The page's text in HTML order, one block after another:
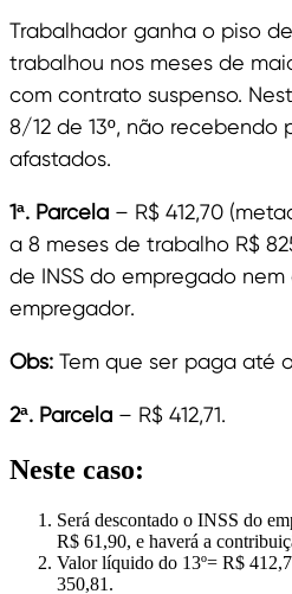
Trabalhador ganha o piso de
trabalhou nos meses de
com contrato suspenso.
8/12 de 13º, não recebendo
afastados.
1ª. Parcela – R$ 412,70
a 8 meses de trabalho R$
de INSS do empregado
empregador.
Obs: Tem que ser paga até
2ª. Parcela – R$ 412,71.
Neste caso:
Será descontado o INSS do
R$ 61,90, e haverá a
Valor líquido do 13º= R$
350,81.